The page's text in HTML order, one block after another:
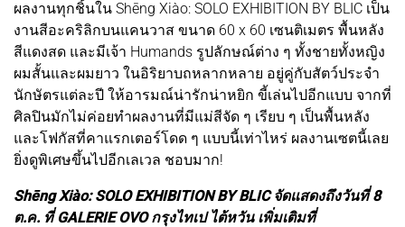
ผลงานทุกชิ้นใน Shēng Xiào: SOLO EXHIBITION BY BLIC เป็น
งานสีอะคริลิกบนแคนวาส ขนาด 60 x 60 เซนติเมตร พื้นหลัง
สีแดงสด และมีเจ้า Humands รูปลักษณ์ต่าง ๆ ทั้งชายทั้งหญิง
ผมสั้นและผมยาว ในอิริยาบถหลากหลาย อยู่คู่กับสัตว์ประจำ
นักษัตรแต่ละปี ให้อารมณ์น่ารักน่าหยิก ขี้เล่นไปอีกแบบ จากที่
ศิลปินมักไม่ค่อยทำผลงานที่มีแม่สีจัด ๆ เรียบ ๆ เป็นพื้นหลัง
และโฟกัสที่คาแรกเตอร์โดด ๆ แบบนี้เท่าไหร่ ผลงานเซตนี้เลย
ยิ่งดูพิเศษขึ้นไปอีกเลเวล ชอบมาก!
Shēng Xiào: SOLO EXHIBITION BY BLIC จัดแสดงถึงวันที่ 8
ต.ค. ที่ GALERIE OVO กรุงไทเป ไต้หวัน เพิ่มเติมที่